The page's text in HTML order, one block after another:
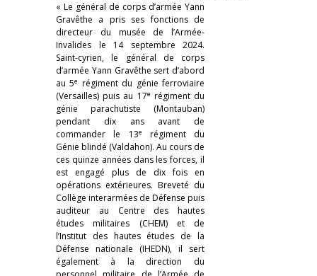
« Le général de corps d’armée Yann
Gravêthe a pris ses fonctions de
directeur du musée de l’Armée-
Invalides le 14 septembre 2024.
Saint-cyrien, le général de corps
d’armée Yann Gravêthe sert d’abord
au 5e régiment du génie ferroviaire
(Versailles) puis au 17erégiment du
génie parachutiste (Montauban)
pendant dix ans avant de
commander le 13erégiment du
Génie blindé (Valdahon). Au cours de
ces quinze années dans les forces, il
est engagé plus de dix fois en
opérations extérieures. Breveté du
Collège interarmées de Défense puis
auditeur au Centre des hautes
études militaires (CHEM) et de
l’Institut des hautes études de la
Défense nationale (IHEDN), il sert
également à la direction du